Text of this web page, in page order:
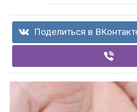
Поделиться в